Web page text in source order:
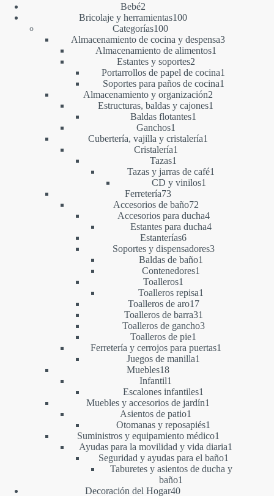
Bebé22
productos
Bricolaje y herramientas100100
Categorías100100
productos
Almacenamiento de cocina y despensa33
Almacenamiento de alimentos1
Estantes y soportes22
productos
Portarrollos de papel de cocina1
Soportes para paños de cocina1
Almacenamiento y organización2
Estructuras, baldas y cajones1
Baldas flotantes1
Ganchos1
producto
Cubertería, vajilla y cristalería1
Cristalería1
Tazas1
producto
Tazas y jarras de café1
CD y vinilos1
Ferretería7373
productos
Accesorios de baño7272
productos
Accesorios para ducha44
productos
Estantes para ducha44
Estanterías66
productos
Soportes y dispensadores33
Baldas de baño1
Contenedores1
Toalleros1
producto
Toalleros repisa1
Toalleros de aro1717
productos
Toalleros de barra31
productos
Toalleros de gancho33
Toalleros de pie1
producto
Ferretería y cerrojos para puertas1
Juegos de manilla1
Muebles1818
productos
Infantil1
producto
Escalones infantiles1
producto
Muebles y accesorios de jardín1
Asientos de patio1
producto
Otomanas y reposapiés1
producto
Suministros y equipamiento médico1
producto
Ayudas para la movilidad y vida diaria1
Seguridad y ayudas para el baño1
producto
Taburetes y asientos de ducha y
baño1
Decoración del Hogar4040